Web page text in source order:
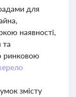
для
наявності,
та
ринковою
змісту